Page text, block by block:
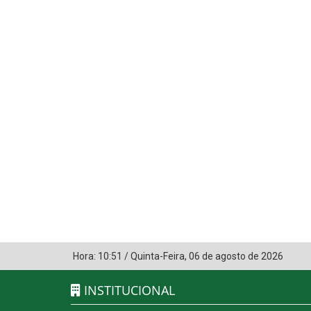
Hora: 10:51 /Quinta-Feira, 06 de agosto de 2026
INSTITUCIONAL